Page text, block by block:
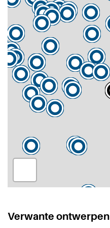
Verwante ontwerpen